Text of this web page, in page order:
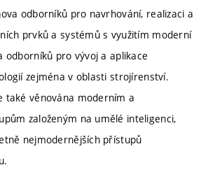
odborníků pro navrhování, realizaci a
prvků a systémů s využitím moderní
odborníků pro vývoj a aplikace
zejména v oblasti strojírenství.
také věnována moderním a
založeným na umělé inteligenci,
nejmodernějších přístupů